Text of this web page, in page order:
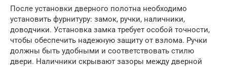
После установки дверного полотна необходимо
установить фурнитуру: замок, ручки, наличники,
доводчики. Установка замка требует особой точности,
чтобы обеспечить надежную защиту от взлома. Ручки
должны быть удобными и соответствовать стилю
двери. Наличники скрывают зазоры между дверной